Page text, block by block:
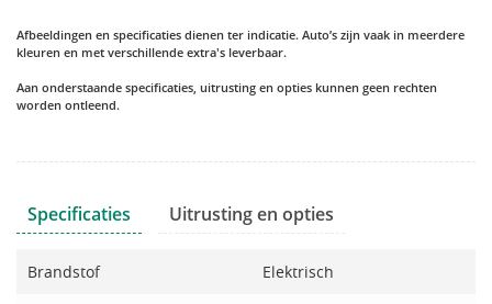
Afbeeldingen en specificaties dienen ter indicatie. Auto’s zijn vaak in meerdere
kleuren en met verschillende extra's leverbaar.
Aan onderstaande specificaties, uitrusting en opties kunnen geen rechten
worden ontleend.
Specificaties Uitrusting en opties
Brandstof Elektrisch